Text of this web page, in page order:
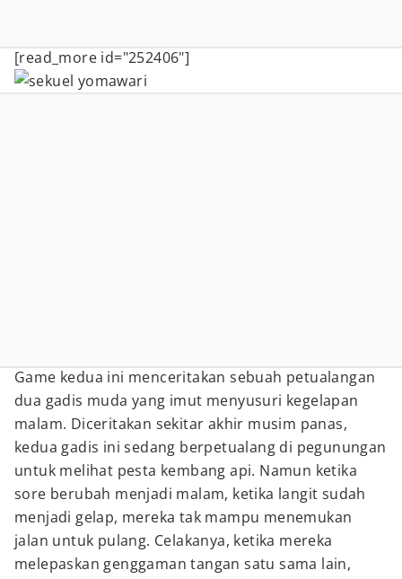
[read_more id="252406"]
Game kedua ini menceritakan sebuah petualangan
dua gadis muda yang imut menyusuri kegelapan
malam. Diceritakan sekitar akhir musim panas,
kedua gadis ini sedang berpetualang di pegunungan
untuk melihat pesta kembang api. Namun ketika
sore berubah menjadi malam, ketika langit sudah
menjadi gelap, mereka tak mampu menemukan
jalan untuk pulang. Celakanya, ketika mereka
melepaskan genggaman tangan satu sama lain,